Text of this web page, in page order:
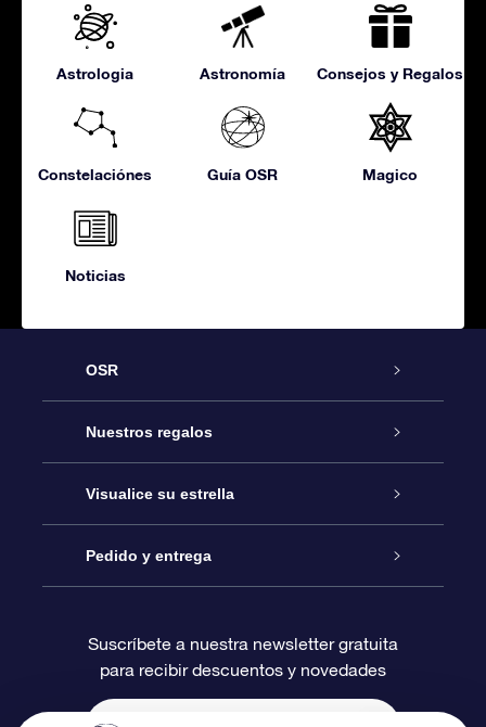
Astrologia Astronomía Consejos y Regalos
Constelaciónes Guía OSR Magico
Noticias
OSR
Atención
Contáctanos
Blog
Reseñas
Nuestros regalos
Regalo Estrella Online
Paquete de Regalo OSR
Tarjeta de Regalo OSR
Visualice su estrella
Registro estelar
Página de Estrella Personalizada
Pedido y entrega
Información de Pago
Suscríbete a nuestra newsletter gratuita
para recibir descuentos y novedades